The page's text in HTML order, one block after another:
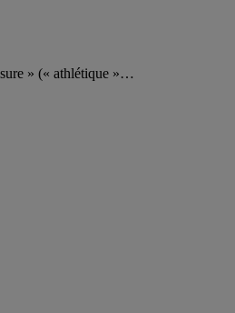
» (« athlétique »…